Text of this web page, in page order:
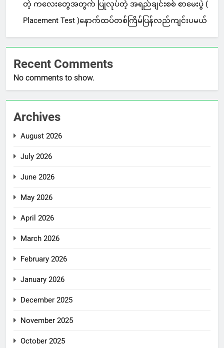
တဲ့ ကလေးတွေအတွက် ပြုလုပ်တဲ့ အရည်ချင်းစစ် စာမေးပွဲ (
Placement Test )နောက်ထပ်တစ်ကြိမ်ပြန်လည်ကျင်းပမယ်
Recent Comments
No comments to show.
Archives
August 2026
July 2026
June 2026
May 2026
April 2026
March 2026
February 2026
January 2026
December 2025
November 2025
October 2025